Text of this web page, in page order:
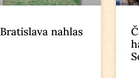
Bratislava nahlas